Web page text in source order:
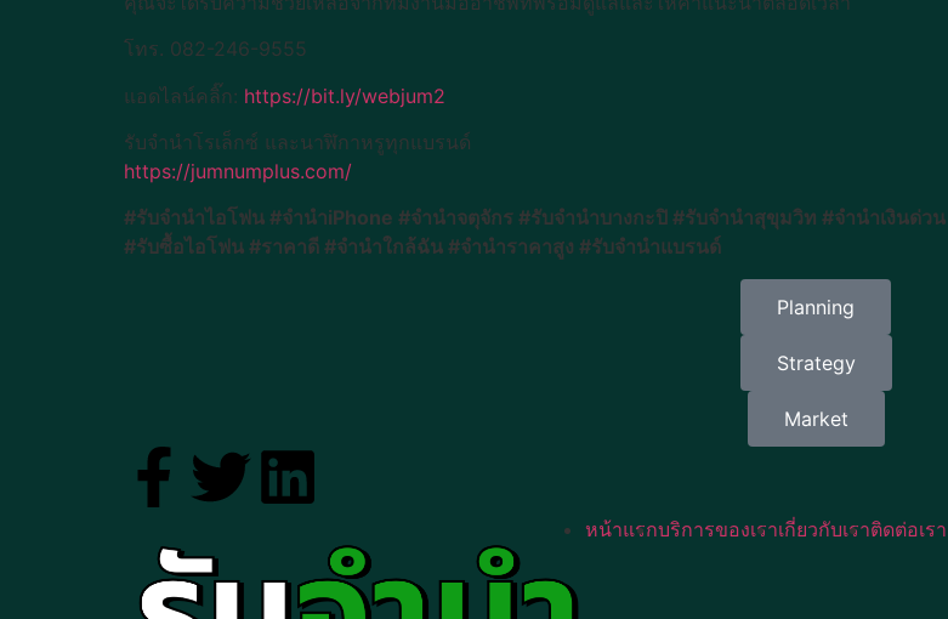
โทร. 082-246-9555
แอดไลน์คลิ๊ก: https://bit.ly/webjum2
รับจำนำโรเล็กซ์ และนาฬิกาหรูทุกแบรนด์
https://jumnumplus.com/
#รับจำนำไอโฟน #จำนำiPhone #จำนำจตุจักร #รับจำนำบางกะปิ #รับจำนำสุขุมวิท #จำนำเงินด่
#รับซื้อไอโฟน #ราคาดี #จำนำใกล้ฉัน #จำนำราคาสูง #รับจำนำแบรนด์
Planning
Strategy
Market
หน้าแรกบริการของเราเกี่ยวกับเราติดต่อเรา